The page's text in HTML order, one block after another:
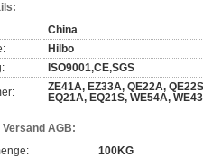
China
Hilbo
ISO9001,CE,SGS
ZE41A, EZ33A, QE22A,
EQ21A, EQ21S, WE54A,
AGB:
100KG